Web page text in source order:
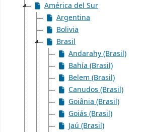
América del Sur
Argentina
Bolivia
Brasil
Andarahy (Brasil)
Bahía (Brasil)
Belem (Brasil)
Canudos (Brasil)
Goiânia (Brasil)
Goiás (Brasil)
Jaú (Brasil)